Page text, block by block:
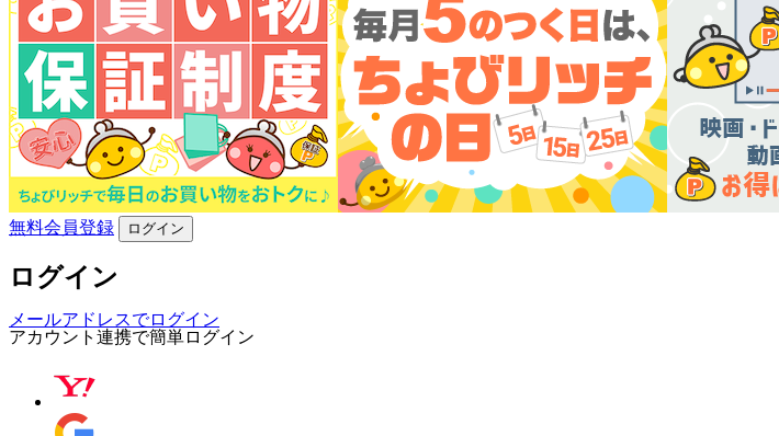
無料会員登録 ログイン
ログイン
メールアドレスでログイン
アカウント連携で簡単ログイン